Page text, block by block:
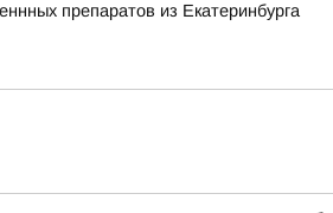
препаратов из Екатеринбурга